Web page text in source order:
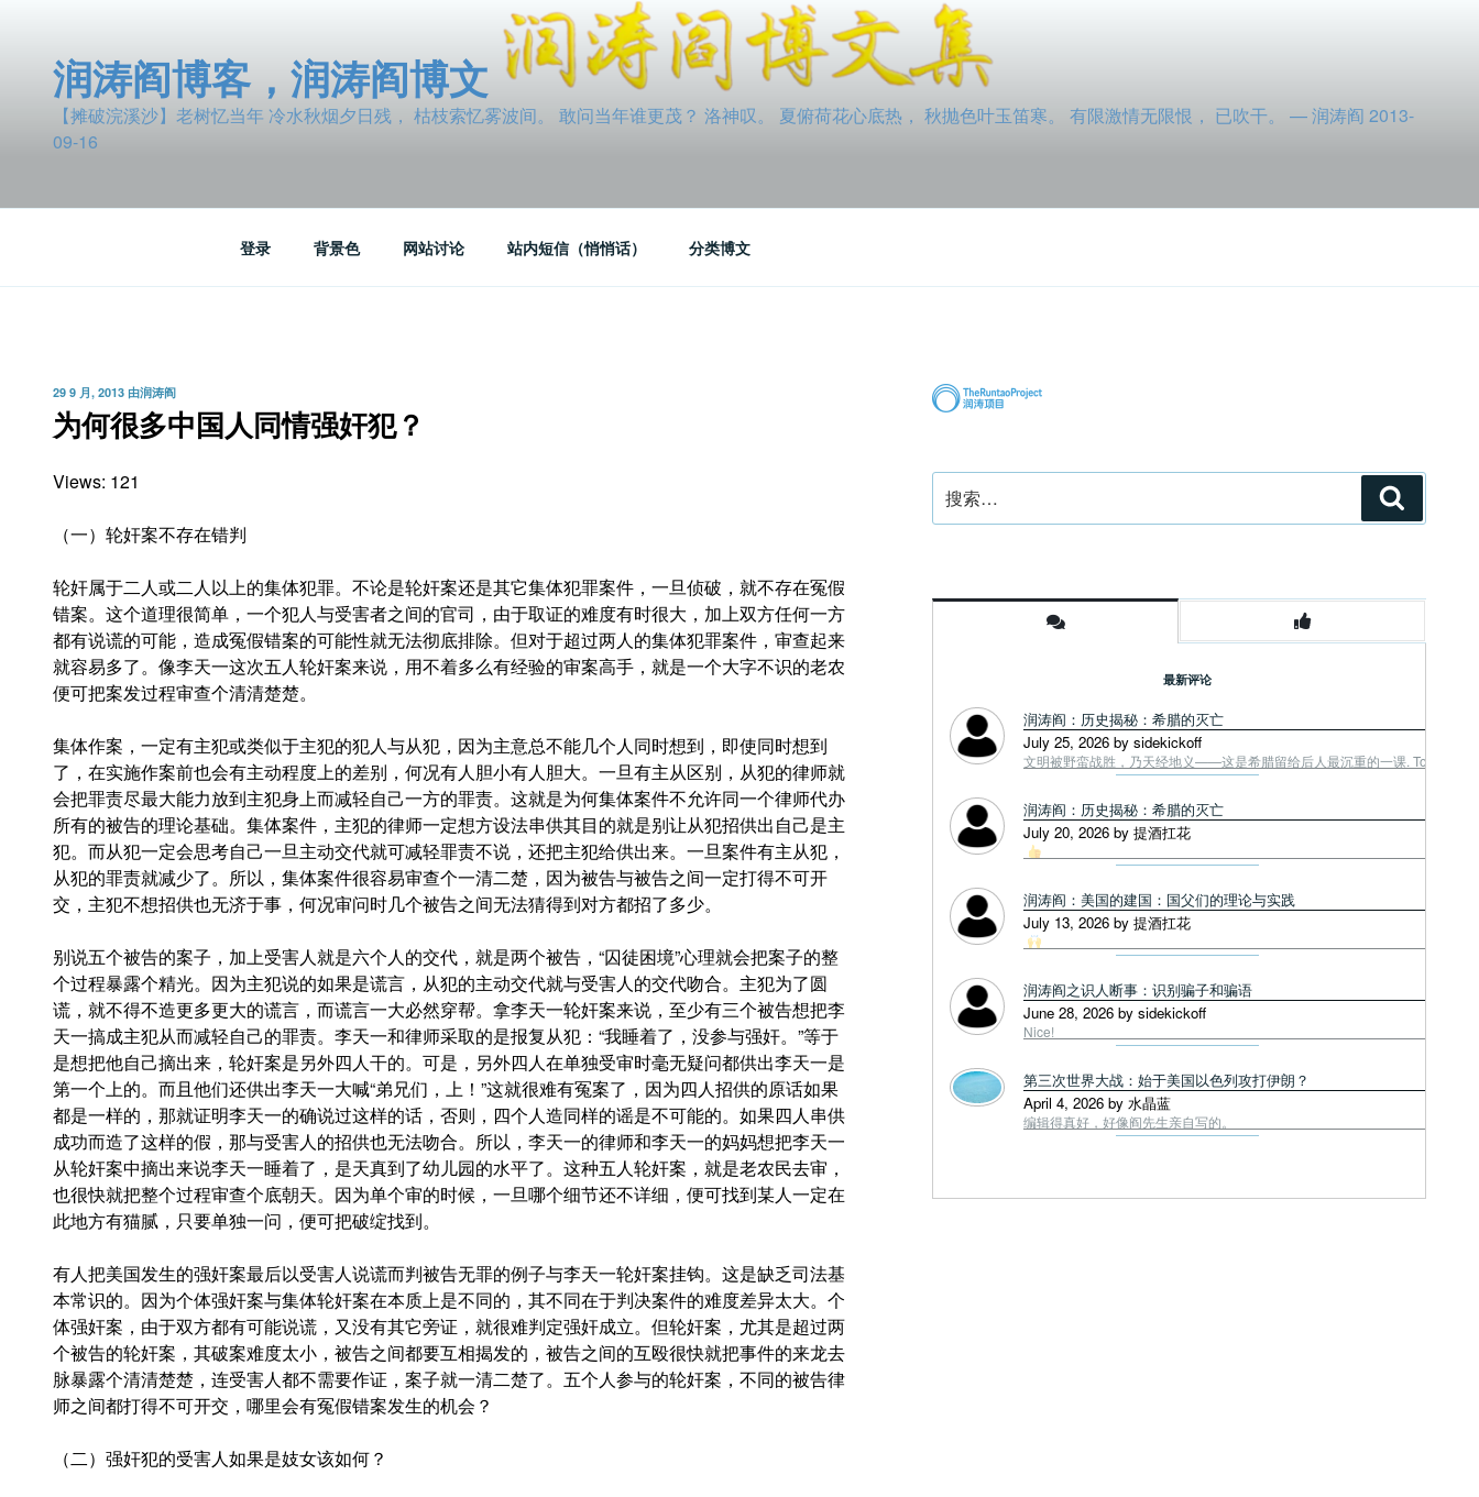
润涛阎博客，润涛阎博文
【摊破浣溪沙】老树忆当年 冷水秋烟夕日残， 枯枝索忆雾波间。 敢问当年谁更茂？ 洛神叹。 夏俯荷花心底热， 秋抛色叶玉笛寒。 有限激情无限恨， 已吹干。 — 润涛阎 2013-
09-16
登录 背景色 网站讨论 站内短信（悄悄话） 分类博文
发
布
于
29 9 月, 2013 由润涛阎
为何很多中国人同情强奸犯？
Views: 121
（一）轮奸案不存在错判
轮奸属于二人或二人以上的集体犯罪。不论是轮奸案还是其它集体犯罪案件，一旦侦破，就不存在冤假
错案。 这个道理很简单，一个犯人与受害者之间的官司，由于取证的难度有时很大，加上双方任何一方
都有说谎的可能，造成冤假错案的可能性就无法彻底排除。但对于超过两人的集体犯罪案件，审查起来
就容易多了。像李天一这次五人轮奸案来说，用不着多么有经验的审案高手，就是一个大字不识的老农
便可把案发过程审查个清清楚楚。
集体作案，一定有主犯或类似于主犯的犯人与从犯，因为主意总不能几个人同时想到，即使同时想到
了，在实施作案前也会有主动程度上的差别，何况有人胆小有人胆大。一旦有主从区别，从犯的律师就
会把罪责尽最大能力放到主犯身上而减轻自己一方的罪责。这就是为何集体案件不允许同一个律师代办
所有的被告的理论基础。集体案件，主犯的律师一定想方设法串供其目的就是别让从犯招供出自己是主
犯。而从犯一定会思考自己一旦主动交代就可减轻罪责不说，还把主犯给供出来。一旦案件有主从犯，
从犯的罪责就减少了。所以，集体案件很容易审查个一清二楚，因为被告与被告之间一定打得不可开
交，主犯不想招供也无济于事，何况审问时几个被告之间无法猜得到对方都招了多少。
别说五个被告的案子，加上受害人就是六个人的交代，就是两个被告，“囚徒困境”心理就会把案子的整
个过程暴露个精光。因为主犯说的如果是谎言，从犯的主动交代就与受害人的交代吻合。主犯为了圆
谎，就不得不造更多更大的谎言，而谎言一大必然穿帮。拿李天一轮奸案来说，至少有三个被告想把李
天一搞成主犯从而减轻自己的罪责。李天一和律师采取的是报复从犯：“我睡着了，没参与强奸。”等于
是想把他自己摘出来，轮奸案是另外四人干的。可是，另外四人在单独受审时毫无疑问都供出李天一是
第一个上的。而且他们还供出李天一大喊“弟兄们，上！”这就很难有冤案了，因为四人招供的原话如果
都是一样的，那就证明李天一的确说过这样的话，否则，四个人造同样的谣是不可能的。如果四人串供
成功而造了这样的假，那与受害人的招供也无法吻合。所以，李天一的律师和李天一的妈妈想把李天一
从轮奸案中摘出来说李天一睡着了，是天真到了幼儿园的水平了。这种五人轮奸案，就是老农民去审，
也很快就把整个过程审查个底朝天。因为单个审的时候，一旦哪个细节还不详细，便可找到某人一定在
此地方有猫腻，只要单独一问，便可把破绽找到。
有人把美国发生的强奸案最后以受害人说谎而判被告无罪的例子与李天一轮奸案挂钩。这是缺乏司法基
本常识的。因为个体强奸案与集体轮奸案在本质上是不同的，其不同在于判决案件的难度差异太大。个
体强奸案，由于双方都有可能说谎，又没有其它旁证，就很难判定强奸成立。但轮奸案，尤其是超过两
个被告的轮奸案，其破案难度太小，被告之间都要互相揭发的，被告之间的互殴很快就把事件的来龙去
脉暴露个清清楚楚，连受害人都不需要作证，案子就一清二楚了。五个人参与的轮奸案，不同的被告律
师之间都打得不可开交，哪里会有冤假错案发生的机会？
（二）强奸犯的受害人如果是妓女该如何？
索：
索
最新评论
润涛阎：历史揭秘：希腊的灭亡
July 25, 2026 by sidekickoff
文明被野蛮战胜，乃天经地义——这是希腊留给后人最沉重的一课. Tough
润涛阎：历史揭秘：希腊的灭亡
July 20, 2026 by 提酒扛花
润涛阎：美国的建国：国父们的理论与实践
July 13, 2026 by 提酒扛花
润涛阎之识人断事：识别骗子和骗语
June 28, 2026 by sidekickoff
Nice!
第三次世界大战：始于美国以色列攻打伊朗？
April 4, 2026 by 水晶蓝
编辑得真好，好像阎先生亲自写的。